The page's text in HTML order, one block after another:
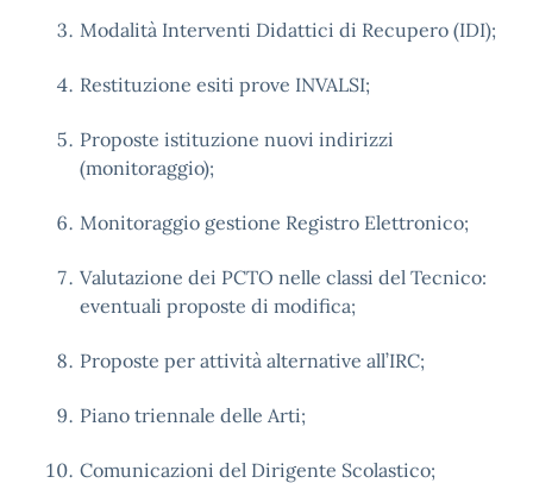
Modalità Interventi Didattici di Recupero (IDI);
Restituzione esiti prove INVALSI;
Proposte istituzione nuovi indirizzi
(monitoraggio);
Monitoraggio gestione Registro Elettronico;
Valutazione dei PCTO nelle classi del Tecnico:
eventuali proposte di modifica;
Proposte per attività alternative all’IRC;
Piano triennale delle Arti;
Comunicazioni del Dirigente Scolastico;